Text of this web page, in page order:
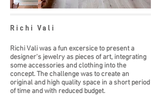
Richi Vali
Richi Vali was a fun excersice to present a
designer's jewelry as pieces of art, integrating
some accessories and clothing into the
concept. The challenge was to create an
original and high quality space in a short period
of time and with reduced budget.